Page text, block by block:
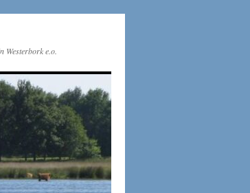
Westerbork e.o.